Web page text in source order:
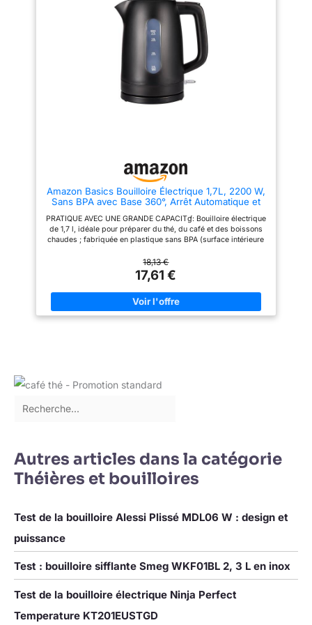
intégré à l’interrupteur
d’alimentation s’allume lorsque
la bouilloire est en marche
UTILISATION FACILE -
Couvercle à ressort avec large
ouverture ; Ouverture d’un
simple bouton pour éviter tout
contact avec la vapeur ;
Nettoyage facilité PRATIQUE ET
SANS FIL - Base pivotante 360°
et range-cordon intégré ;
Bouilloire facile à poser et à
soulever ; Longueur du câble
Amazon Basics Bouilloire Électrique 1,7L, 2200 W,
Sans BPA avec Base 360°, Arrêt Automatique et
PRATIQUE AVEC UNE GRANDE CAPACITɠ: Bouilloire électrique
de 1,7 l, idéale pour préparer du thé, du café et des boissons
chaudes ; fabriquée en plastique sans BPA (surface intérieure
RAPIDE: 2200W/240V pour une préparation rapide, parfaite
pour un usage quotidien efficace DESIGN FONCTIONNEL:
Bouilloire détachable du socle pour un service facile; base
pivotante à 360° avec range-cordon intégré CONÇU POUR
DURER: Équipée du système thermostatique Strix réputé, gage
de fiabilité et de durabilité UTILISATION SÛRE: Arrêt
18,13 €
17,61 €
Autres articles dans la catégorie
Théières et bouilloires
Test de la bouilloire Alessi Plissé MDL06 W : design et
puissance
Test : bouilloire sifflante Smeg WKF01BL 2, 3 L en inox
Test de la bouilloire électrique Ninja Perfect
Temperature KT201EUSTGD